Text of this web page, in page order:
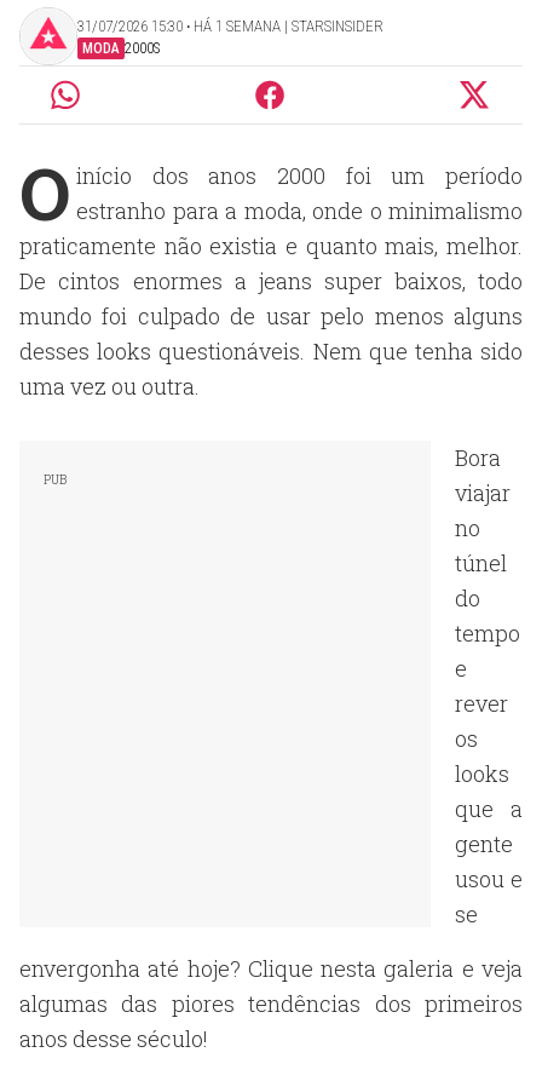
31/07/2026 15:30 ‧ HÁ 1 SEMANA | STARSINSIDER
MODA 2000S
O início dos anos 2000 foi um período
estranho para a moda, onde o minimalismo
praticamente não existia e quanto mais, melhor.
De cintos enormes a jeans super baixos, todo
mundo foi culpado de usar pelo menos alguns
desses looks questionáveis. Nem que tenha sido
uma vez ou outra.
Bora
viajar
no
túnel
do
tempo
e
rever
os
looks
que a
gente
usou e
se
envergonha até hoje? Clique nesta galeria e veja
algumas das piores tendências dos primeiros
anos desse século!